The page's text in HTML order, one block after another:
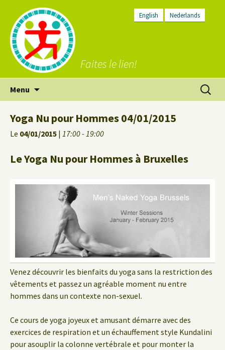
English Nederlands
Faites le lien!
Menu
Yoga Nu pour Hommes 04/01/2015
Le 04/01/2015 | 17:00 - 19:00
Le Yoga Nu pour Hommes à Bruxelles
Venez découvrir les bienfaits du yoga sans la restriction des
vêtements et passez un agréable moment nu entre
hommes dans un contexte non-sexuel.
Ce cours de yoga joyeux et amusant démarre avec des
exercices de respiration et un échauffement style Kundalini
pour asouplir la colonne vertébrale et pour monter la